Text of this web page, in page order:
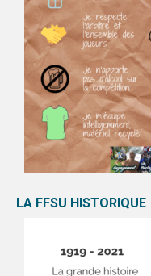
LA FFSU HISTORIQUE